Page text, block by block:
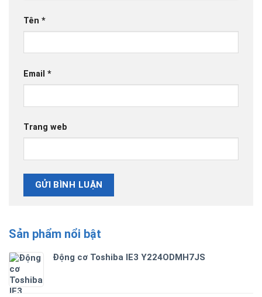
Tên *
Email *
Trang web
Sản phẩm nổi bật
Động cơ Toshiba IE3 Y224ODMH7JS